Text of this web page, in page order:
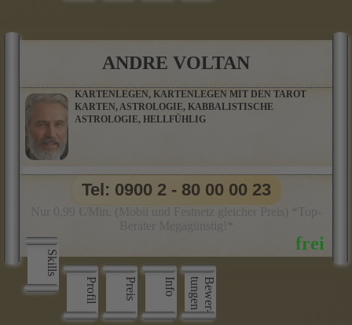
ANDRE VOLTAN
KARTENLEGEN, KARTENLEGEN MIT DEN TAROT
KARTEN, ASTROLOGIE, KABBALISTISCHE
ASTROLOGIE, HELLFÜHLIG
Skills
Profil
Preis Info B
e
w
e
r
­
t
u
n
g
e
n
Tel: 0900 2 - 80 00 00 23